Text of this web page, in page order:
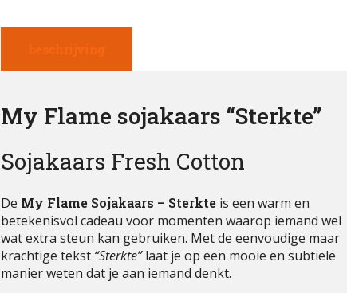
My Flame sojakaars “Sterkte”
Sojakaars Fresh Cotton
De My Flame Sojakaars – Sterkte is een warm en
betekenisvol cadeau voor momenten waarop iemand wel
wat extra steun kan gebruiken. Met de eenvoudige maar
krachtige tekst “Sterkte”laat je op een mooie en subtiele
manier weten dat je aan iemand denkt.